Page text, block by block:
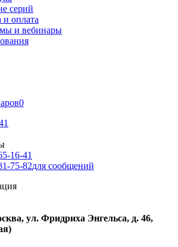
серий
и оплата
и вебинары
0
16-41
75-82для сообщений
ул. Фридриха Энгельса, д. 46,